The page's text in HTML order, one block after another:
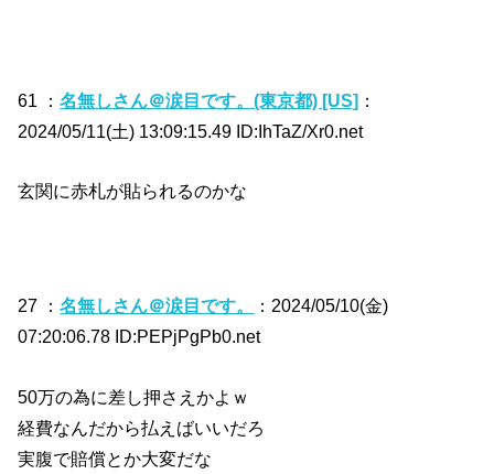
61 ：名無しさん＠涙目です。(東京都) [US] ：
2024/05/11(土) 13:09:15.49 ID:IhTaZ/Xr0.net
玄関に赤札が貼られるのかな
27 ：名無しさん＠涙目です。
：2024/05/10(金)
07:20:06.78 ID:PEPjPgPb0.net
50万の為に差し押さえかよｗ
経費なんだから払えばいいだろ
実腹で賠償とか大変だな